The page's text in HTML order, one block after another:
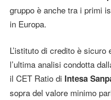
gruppo è anche tra i primi
in Europa.
L’istituto di credito è sicuro
l’ultima analisi condotta
il CET Ratio di Intesa
sopra del valore minimo